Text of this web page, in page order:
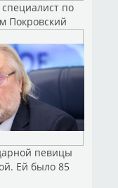
по
Покровский
певицы
Ей было 85